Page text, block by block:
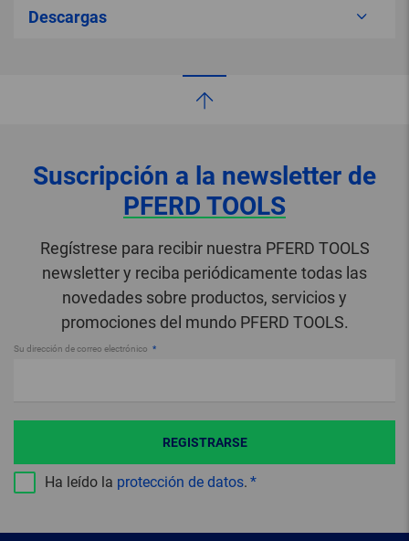
Descargas
Suscripción a la newsletter de
PFERD TOOLS
Regístrese para recibir nuestra PFERD TOOLS
newsletter y reciba periódicamente todas las
novedades sobre productos, servicios y
promociones del mundo PFERD TOOLS.
Su dirección de correo electrónico
Ha leído la protección de datos.
REGISTRARSE